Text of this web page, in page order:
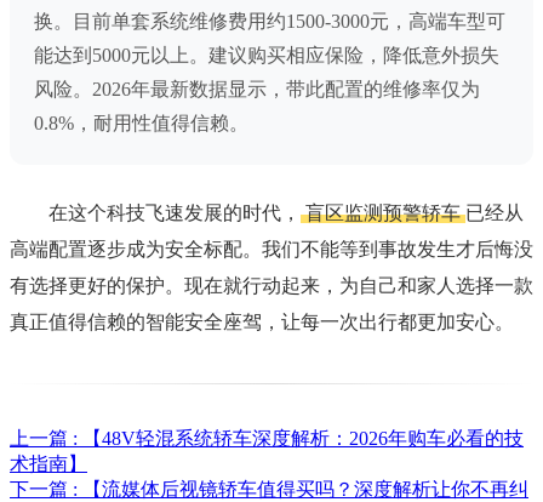
换。目前单套系统维修费用约1500-3000元，高端车型可
能达到5000元以上。建议购买相应保险，降低意外损失
风险。2026年最新数据显示，带此配置的维修率仅为
0.8%，耐用性值得信赖。
在这个科技飞速发展的时代， 盲区监测预警轿车 已经从
高端配置逐步成为安全标配。我们不能等到事故发生才后悔没
有选择更好的保护。现在就行动起来，为自己和家人选择一款
真正值得信赖的智能安全座驾，让每一次出行都更加安心。
上一篇 : 【48V轻混系统轿车深度解析：2026年购车必看的技
术指南】
下一篇 : 【流媒体后视镜轿车值得买吗？深度解析让你不再纠